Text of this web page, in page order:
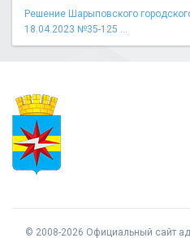
Решение Шарыповского
18.04.2023 №35-125 ...
© 2008-2026 Официальный сайт